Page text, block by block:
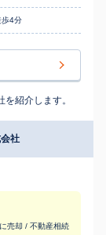
4分
紹介します。
社
売却 / 不動産相続